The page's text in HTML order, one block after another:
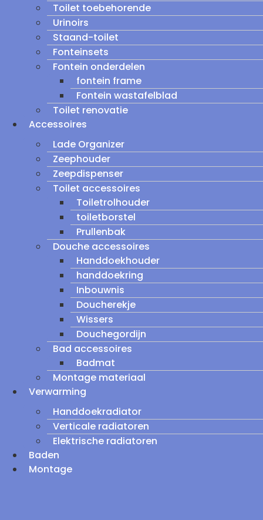
Toilet toebehorende
Urinoirs
Staand-toilet
Fonteinsets
Fontein onderdelen
fontein frame
Fontein wastafelblad
Toilet renovatie
Accessoires
Lade Organizer
Zeephouder
Zeepdispenser
Toilet accessoires
Toiletrolhouder
toiletborstel
Prullenbak
Douche accessoires
Handdoekhouder
handdoekring
Inbouwnis
Doucherekje
Wissers
Douchegordijn
Bad accessoires
Badmat
Montage materiaal
Verwarming
Handdoekradiator
Verticale radiatoren
Elektrische radiatoren
Baden
Montage